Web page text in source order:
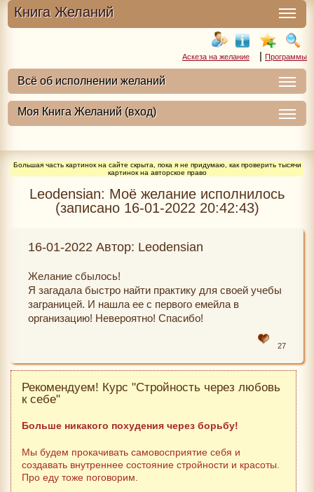
Книга Желаний
Аскеза на желание | Программы
Большая часть картинок на сайте скрыта, пока я не придумаю, как проверить тысячи
картинок на авторское право
Leodensian: Моё желание исполнилось
(записано 16-01-2022 20:42:43)
16-01-2022 Автор: Leodensian
Желание сбылось!
Я загадала быстро найти практику для своей учебы
заграницей. И нашла ее с первого емейла в
организацию! Невероятно! Спасибо!
27
Рекомендуем! Курс "Стройность через любовь
к себе"
Больше никакого похудения через борьбу!
Мы будем прокачивать самовосприятие себя и
создавать внутреннее состояние стройности и красоты.
Про еду тоже поговорим.